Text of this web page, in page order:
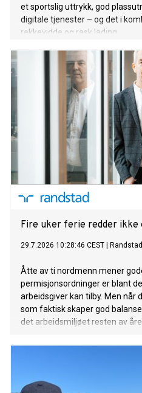
et sportslig uttrykk, god
digitale tjenester – og det i
rekkevidde og rask lading.
Fire uker ferie redder ikke
29.7.2026 10:28:46 CEST Randstad
Åtte av ti nordmenn mener
permisjonsordninger er blant
arbeidsgiver kan tilby. Men når
som faktisk skaper god
det arbeidsmiljøet resten av